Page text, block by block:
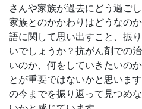
さんや家族が過去にどう過ご
家族とのかかわりはどうなの
語に関して思い出すこと、振
いでしょうか？抗がん剤での
いのか、何をしていきたいの
とが重要ではないかと思いま
の今までを振り返って見つめ